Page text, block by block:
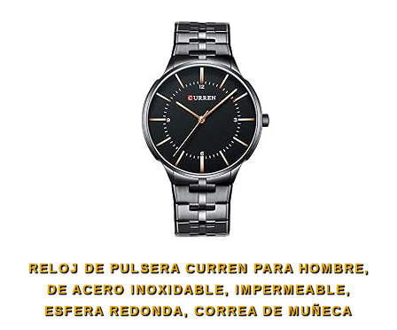
RELOJ DE PULSERA CURREN PARA HOMBRE,
DE ACERO INOXIDABLE, IMPERMEABLE,
ESFERA REDONDA, CORREA DE MUÑECA